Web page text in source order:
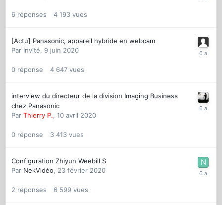
6 réponses 4 193 vues
[Actu] Panasonic, appareil hybride en webcam
Par Invité, 9 juin 2020
0 réponse 4 647 vues
interview du directeur de la division Imaging Business
chez Panasonic
Par Thierry P., 10 avril 2020
0 réponse 3 413 vues
Configuration Zhiyun Weebill S
Par NekVidéo, 23 février 2020
2 réponses 6 599 vues